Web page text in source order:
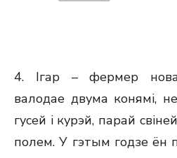
4. Ігар – фермер
валодае двума конямі,
гусей і курэй, парай
полем. У гэтым годзе ён